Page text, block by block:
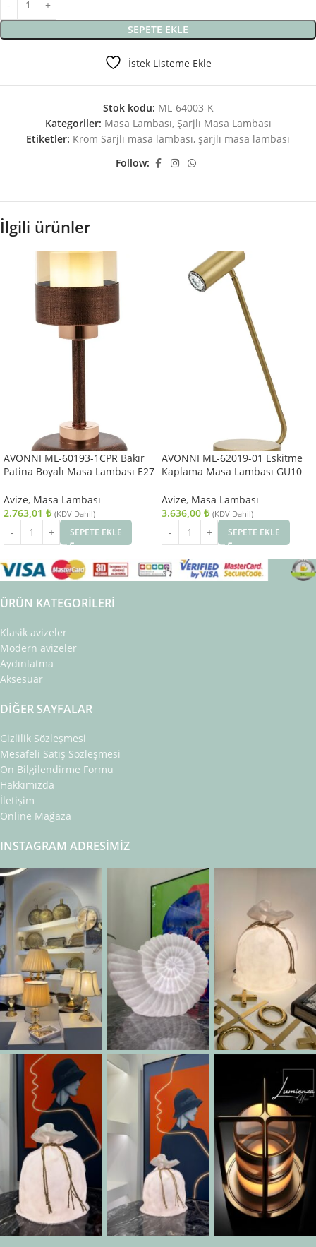
SEPETE EKLE
İstek Listeme Ekle
Stok kodu: ML-64003-K
Kategoriler: Masa Lambası, Şarjlı Masa Lambası
Etiketler: Krom Sarjlı masa lambası, şarjlı masa lambası
Follow:
İlgili ürünler
AVONNI ML-60193-1CPR Bakır
Patina Boyalı Masa Lambası E27
Avize, Masa Lambası
2.763,01 ₺ (KDV Dahil)
SEPETE EKLE
AVONNI ML-62019-01 Eskitme
Kaplama Masa Lambası GU10
Avize, Masa Lambası
3.636,00 ₺ (KDV Dahil)
SEPETE EKLE
ÜRÜN KATEGORILERI
Klasik avizeler
Modern avizeler
Aydınlatma
Aksesuar
DIĞER SAYFALAR
Gizlilik Sözleşmesi
Mesafeli Satış Sözleşmesi
Ön Bilgilendirme Formu
Hakkımızda
İletişim
Online Mağaza
INSTAGRAM ADRESIMIZ